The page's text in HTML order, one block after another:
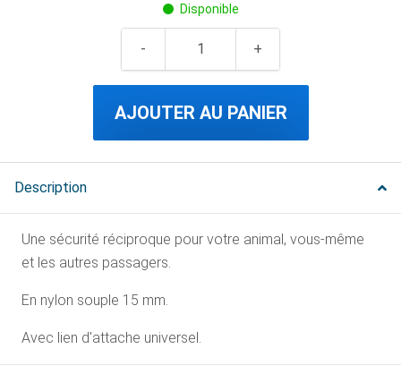
Disponible
AJOUTER AU PANIER
Description
Une sécurité réciproque pour votre animal, vous-même
et les autres passagers.
En nylon souple 15 mm.
Avec lien d'attache universel.